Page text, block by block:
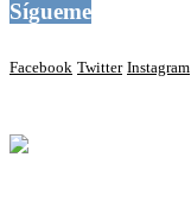
Sígueme
Facebook Twitter Instagram